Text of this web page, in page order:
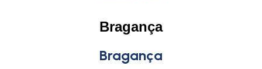
Bragança
Bragança